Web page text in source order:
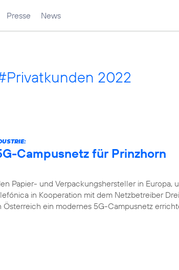
Presse News
2022
Campusnetz für Prinzhorn
Papier- und Verpackungshersteller in Europa,
in Kooperation mit dem Netzbetreiber Drei
ein modernes 5G-Campusnetz